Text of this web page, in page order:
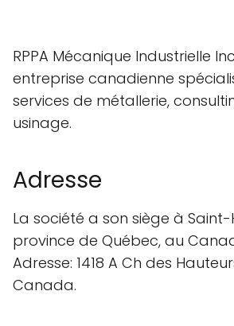
RPPA Mécanique Industrielle
entreprise canadienne
services de métallerie,
usinage.
Adresse
La société a son siège à
province de Québec, au
Adresse: 1418 A Ch des
Canada.